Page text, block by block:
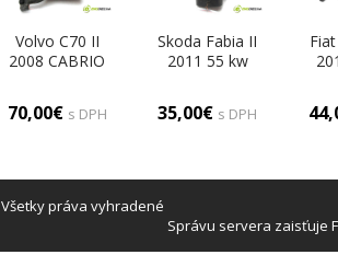
Volvo C70 II
2008 CABRIO
filtra vzduchu
70,00€ s DPH
Skoda Fabia II
2011 55 kw
06-14 1600 Obal
(Obaly filtrov
35,00€ s DPH
07-
Všetky práva vyhradené
Správu servera zaisťuje